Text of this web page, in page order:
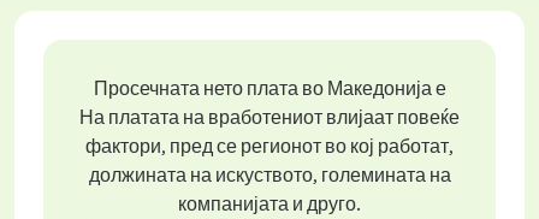
Просечната нето плата во Македонија е
На платата на вработениот влијаат повеќе
фактори, пред се регионот во кој работат,
должината на искуството, големината на
компанијата и друго.